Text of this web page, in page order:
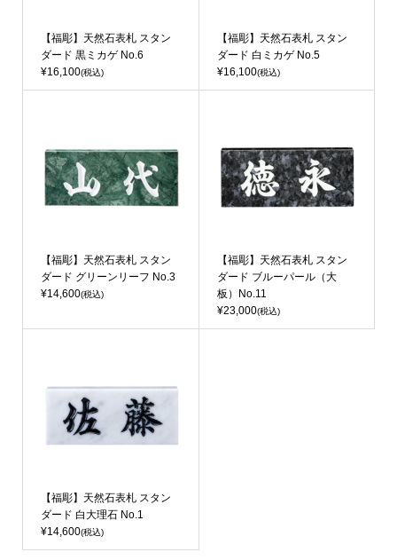
【福彫】天然石表札 スタン
ダード 黒ミカゲ No.6
¥16,100(税込)
【福彫】天然石表札 スタン
ダード 白ミカゲ No.5
¥16,100(税込)
【福彫】天然石表札 スタン
ダード グリーンリーフ No.3
¥14,600(税込)
【福彫】天然石表札 スタン
ダード ブルーパール（大
板）No.11
¥23,000(税込)
【福彫】天然石表札 スタン
ダード 白大理石 No.1
¥14,600(税込)